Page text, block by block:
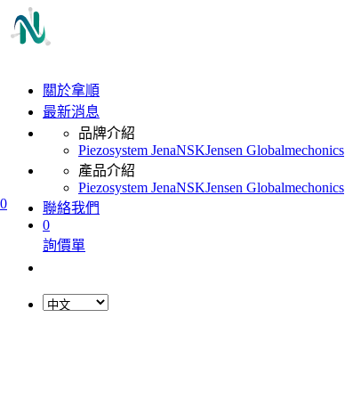
0
關於拿順
最新消息
品牌介紹
Piezosystem JenaNSKJensen Globalmechonics
產品介紹
Piezosystem JenaNSKJensen Globalmechonics
聯絡我們
0
詢價單